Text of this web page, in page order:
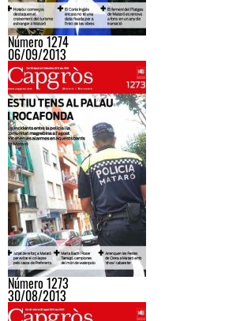
Número 1274
06/09/2013
Número 1273
30/08/2013